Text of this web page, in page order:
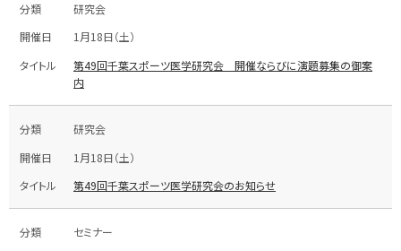
研究会
1月18日（土）
第49回千葉スポーツ医学研究会 開催ならびに演題募集の御案
内
研究会
1月18日（土）
第49回千葉スポーツ医学研究会のお知らせ
セミナー